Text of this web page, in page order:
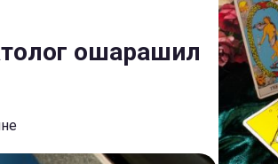
ошарашил